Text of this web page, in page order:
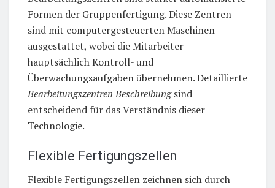
Formen der Gruppenfertigung. Diese Zentren
sind mit computergesteuerten Maschinen
ausgestattet, wobei die Mitarbeiter
hauptsächlich Kontroll- und
Überwachungsaufgaben übernehmen. Detaillierte
Bearbeitungszentren Beschreibungsind
entscheidend für das Verständnis dieser
Technologie.
Flexible Fertigungszellen
Flexible Fertigungszellen zeichnen sich durch